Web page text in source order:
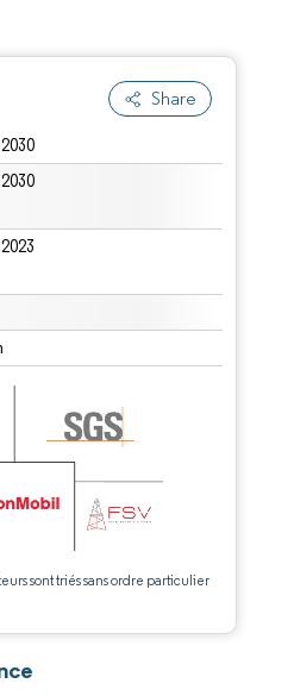
Share
sont triés sans ordre particulier